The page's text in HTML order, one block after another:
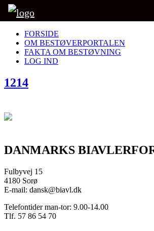
FORSIDE
OM BESTØVERPORTALEN
FAKTA OM BESTØVNING
LOG IND
1214
DANMARKS
Fulbyvej 15
4180 Sorø
E-mail: dansk@biavl.dk
Telefontider man-tor: 9.00-14.00
Tlf. 57 86 54 70